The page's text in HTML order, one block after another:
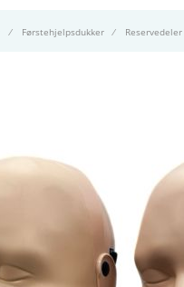
Førstehjelpsdukker